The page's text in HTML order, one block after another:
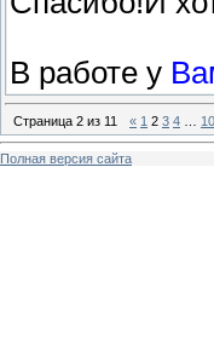
В работе у
Страница 2 из 11 « 1 2 3 4 10
Полная версия сайта